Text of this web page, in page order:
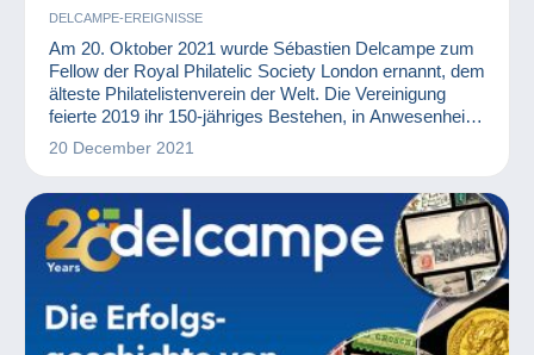
DELCAMPE-EREIGNISSE
Am 20. Oktober 2021 wurde Sébastien Delcampe zum
Fellow der Royal Philatelic Society London ernannt, dem
älteste Philatelistenverein der Welt. Die Vereinigung
feierte 2019 ihr 150-jähriges Bestehen, in Anwesenheit
ihrer Majestät, Königin Elizabeth II. von England, die
20 December 2021